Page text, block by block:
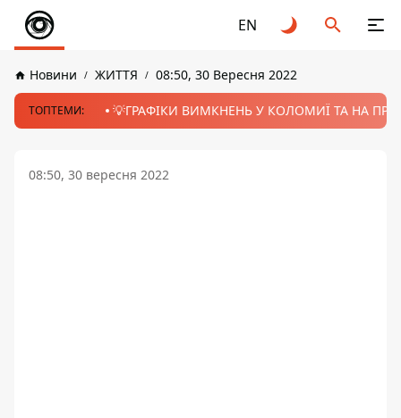
EN
Новини ЖИТТЯ 08:50, 30 Вересня 2022
ТОПТЕМИ: 💡ГРАФІКИ ВИМКНЕНЬ У КОЛОМИЇ ТА НА
08:50, 30 вересня 2022